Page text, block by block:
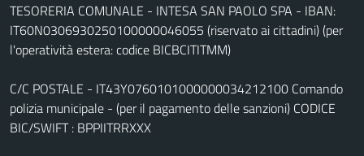
TESORERIA COMUNALE - INTESA SAN PAOLO SPA - IBAN:
IT60N0306930250100000046055 (riservato ai cittadini) (per
l'operatività estera: codice BICBCITITMM)
C/C POSTALE - IT43Y0760101000000034212100 Comando
polizia municipale - (per il pagamento delle sanzioni) CODICE
BIC/SWIFT : BPPIITRRXXX